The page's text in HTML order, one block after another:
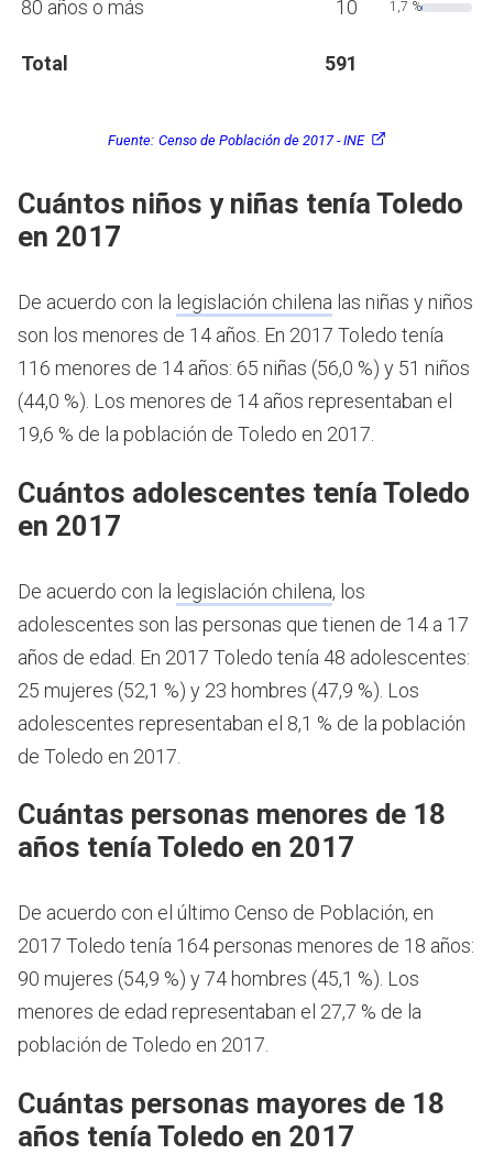
80 años o más 10 1,7 %
Total 591
Fuente: Censo de Población de 2017 - INE
Cuántos niños y niñas tenía Toledo
en 2017
De acuerdo con la legislación chilena las niñas y niños
son los menores de 14 años. En 2017 Toledo tenía
116 menores de 14 años: 65 niñas (56,0 %) y 51 niños
(44,0 %). Los menores de 14 años representaban el
19,6 % de la población de Toledo en 2017.
Cuántos adolescentes tenía Toledo
en 2017
De acuerdo con la legislación chilena, los
adolescentes son las personas que tienen de 14 a 17
años de edad. En 2017 Toledo tenía 48 adolescentes:
25 mujeres (52,1 %) y 23 hombres (47,9 %). Los
adolescentes representaban el 8,1 % de la población
de Toledo en 2017.
Cuántas personas menores de 18
años tenía Toledo en 2017
De acuerdo con el último Censo de Población, en
2017 Toledo tenía 164 personas menores de 18 años:
90 mujeres (54,9 %) y 74 hombres (45,1 %). Los
menores de edad representaban el 27,7 % de la
población de Toledo en 2017.
Cuántas personas mayores de 18
años tenía Toledo en 2017